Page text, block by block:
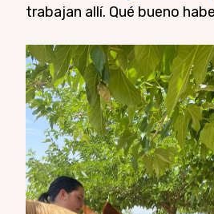
trabajan allí. Qué bueno